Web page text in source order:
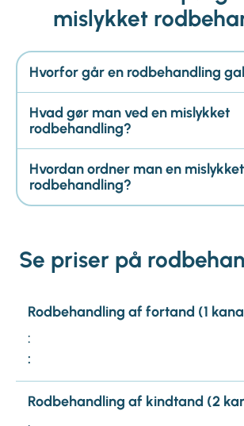
mislykket
Hvorfor går en rodbehandling
Hvad gør man ved en mislykket
rodbehandling?
Hvordan ordner man en mislykket
rodbehandling?
Se priser på
Rodbehandling af fortand (1
:
:
Rodbehandling af kindtand (2